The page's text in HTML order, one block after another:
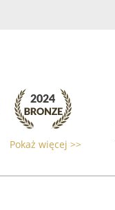
Pokaż więcej >>